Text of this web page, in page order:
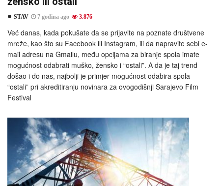
STAV 7 godina ago 3.876
Već danas, kada pokušate da se prijavite na poznate društvene
mreže, kao što su Facebook ili Instagram, ili da napravite sebi e-
mail adresu na Gmailu, među opcijama za biranje spola imate
mogućnost odabrati muško, žensko i “ostali”. A da je taj trend
došao i do nas, najbolji je primjer mogućnost odabira spola
“ostali” pri akreditiranju novinara za ovogodišnji Sarajevo Film
Festival